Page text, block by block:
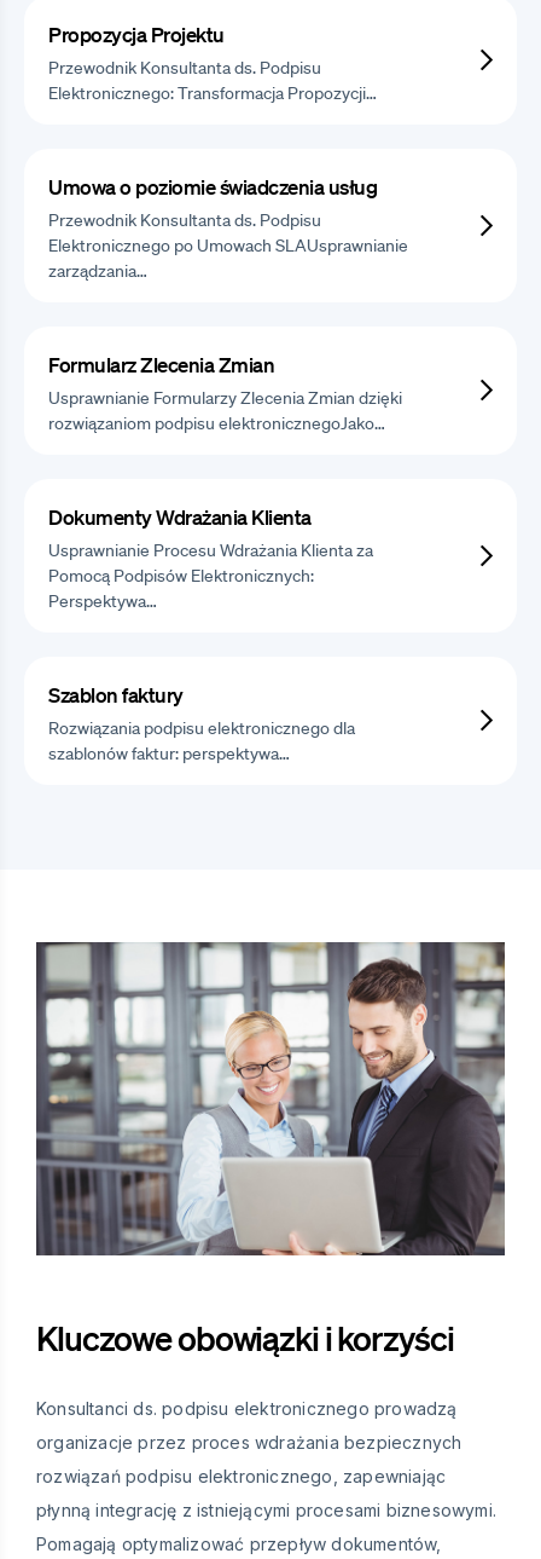
Propozycja Projektu
Przewodnik Konsultanta ds. Podpisu
Elektronicznego: Transformacja Propozycji…
Umowa o poziomie świadczenia usług
Przewodnik Konsultanta ds. Podpisu
Elektronicznego po Umowach SLAUsprawnianie
zarządzania…
Formularz Zlecenia Zmian
Usprawnianie Formularzy Zlecenia Zmian dzięki
rozwiązaniom podpisu elektronicznegoJako…
Dokumenty Wdrażania Klienta
Usprawnianie Procesu Wdrażania Klienta za
Pomocą Podpisów Elektronicznych:
Perspektywa…
Szablon faktury
Rozwiązania podpisu elektronicznego dla
szablonów faktur: perspektywa…
Kluczowe obowiązki i korzyści
Konsultanci ds. podpisu elektronicznego prowadzą
organizacje przez proces wdrażania bezpiecznych
rozwiązań podpisu elektronicznego, zapewniając
płynną integrację z istniejącymi procesami biznesowymi.
Pomagają optymalizować przepływ dokumentów,